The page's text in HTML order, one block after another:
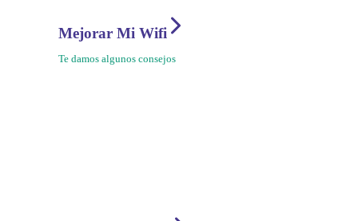
Mejorar Mi Wifi
Te damos algunos consejos